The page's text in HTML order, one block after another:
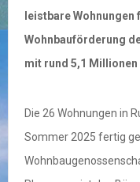
leistbare
Wohnbauförderung
mit rund 5,1 Millionen
Die 26 Wohnungen in
Sommer 2025 fertig